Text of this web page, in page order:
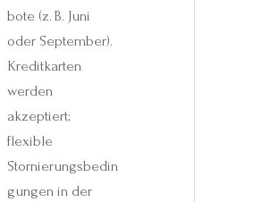
bote (z. B. Juni
oder September).
Kreditkarten
werden
akzeptiert;
flexible
Stornierungsbedin
gungen in der